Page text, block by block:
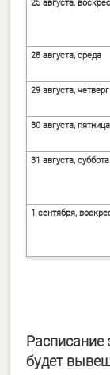
25 августа,
28 августа, среда
29 августа, четверг
30 августа, пятница
31 августа, суббота
1 сентября,
Расписание
будет